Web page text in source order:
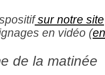
sur notre site
en vidéo (
de la matinée